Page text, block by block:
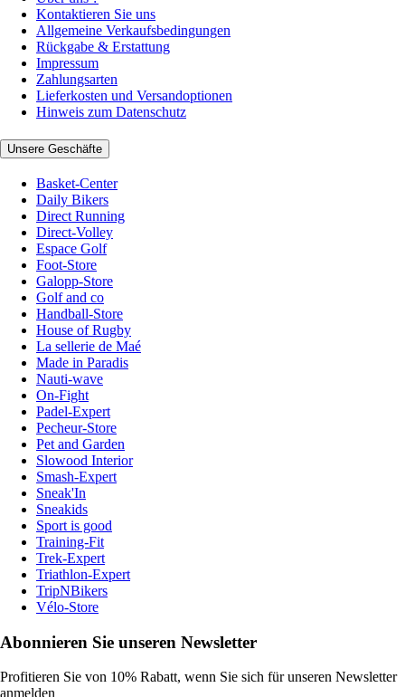
Kontaktieren Sie uns
Allgemeine Verkaufsbedingungen
Rückgabe & Erstattung
Impressum
Zahlungsarten
Lieferkosten und Versandoptionen
Hinweis zum Datenschutz
Unsere Geschäfte
Basket-Center
Daily Bikers
Direct Running
Direct-Volley
Espace Golf
Foot-Store
Galopp-Store
Golf and co
Handball-Store
House of Rugby
La sellerie de Maé
Made in Paradis
Nauti-wave
On-Fight
Padel-Expert
Pecheur-Store
Pet and Garden
Slowood Interior
Smash-Expert
Sneak'In
Sneakids
Sport is good
Training-Fit
Trek-Expert
Triathlon-Expert
TripNBikers
Vélo-Store
Abonnieren Sie unseren Newsletter
Profitieren Sie von 10% Rabatt, wenn Sie sich für unseren Newsletter
anmelden